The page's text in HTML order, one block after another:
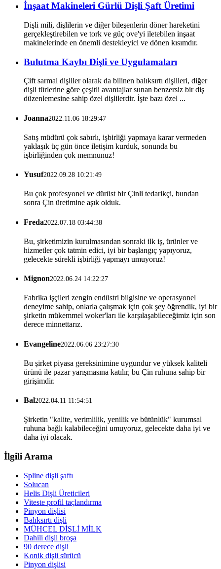
İnşaat Makineleri Gürlü Dişli Şaft Üretimi
Dişli mili, dişlilerin ve diğer bileşenlerin döner hareketini
gerçekleştirebilen ve tork ve güç ove'yi iletebilen inşaat
makinelerinde en önemli destekleyici ve dönen kısımdır.
Bulutma Kaybı Dişli ve Uygulamaları
Çift sarmal dişliler olarak da bilinen balıksırtı dişlileri, diğer
dişli türlerine göre çeşitli avantajlar sunan benzersiz bir diş
düzenlemesine sahip özel dişlilerdir. İşte bazı özel ...
Joanna2022.11.06 18:29:47
Satış müdürü çok sabırlı, işbirliği yapmaya karar vermeden
yaklaşık üç gün önce iletişim kurduk, sonunda bu
işbirliğinden çok memnunuz!
Yusuf2022.09.28 10:21:49
Bu çok profesyonel ve dürüst bir Çinli tedarikçi, bundan
sonra Çin üretimine aşık olduk.
Freda2022.07.18 03:44:38
Bu, şirketimizin kurulmasından sonraki ilk iş, ürünler ve
hizmetler çok tatmin edici, iyi bir başlangıç ​​yapıyoruz,
gelecekte sürekli işbirliği yapmayı umuyoruz!
Mignon2022.06.24 14:22:27
Fabrika işçileri zengin endüstri bilgisine ve operasyonel
deneyime sahip, onlarla çalışmak için çok şey öğrendik, iyi bir
şirketin mükemmel woker'ları ile karşılaşabileceğimiz için son
derece minnettarız.
Evangeline2022.06.06 23:27:30
Bu şirket piyasa gereksinimine uygundur ve yüksek kaliteli
ürünü ile pazar yarışmasına katılır, bu Çin ruhuna sahip bir
girişimdir.
Bal2022.04.11 11:54:51
Şirketin "kalite, verimlilik, yenilik ve bütünlük" kurumsal
ruhuna bağlı kalabileceğini umuyoruz, gelecekte daha iyi ve
daha iyi olacak.
İlgili Arama
Spline dişli şaftı
Solucan
Helis Dişli Üreticileri
Viteste profil taçlandırma
Pinyon dişlisi
Balıksırtı dişli
MÜHCEL DİŞLİ MİLK
Dahili dişli broşa
90 derece dişli
Konik dişli sürücü
Pinyon dişlisi